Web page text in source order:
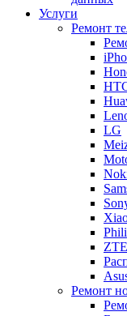
Услуги
Ремонт
LG
ZTE
Ремонт